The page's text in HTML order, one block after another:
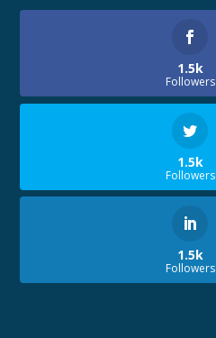
1.5k
Followers
1.5k
Followers
1.5k
Followers